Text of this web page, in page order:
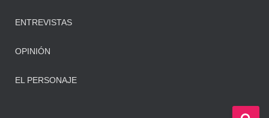
ENTREVISTAS
OPINIÓN
EL PERSONAJE